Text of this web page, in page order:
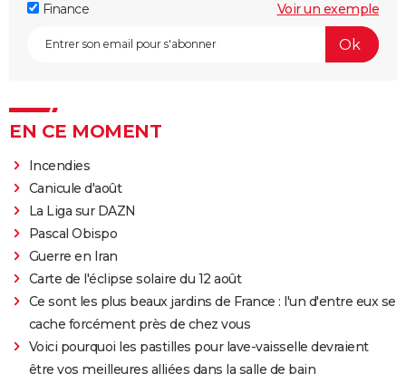
Finance Voir un exemple
EN CE MOMENT
Incendies
Canicule d'août
La Liga sur DAZN
Pascal Obispo
Guerre en Iran
Carte de l'éclipse solaire du 12 août
Ce sont les plus beaux jardins de France : l'un d'entre eux se
cache forcément près de chez vous
Voici pourquoi les pastilles pour lave-vaisselle devraient
être vos meilleures alliées dans la salle de bain